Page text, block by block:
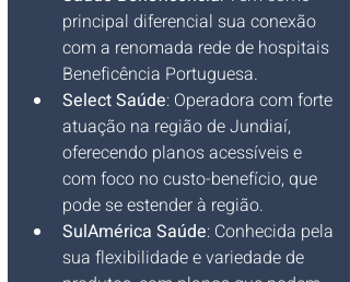
principal diferencial sua conexão
com a renomada rede de hospitais
Beneficência Portuguesa.
Select Saúde: Operadora com forte
atuação na região de Jundiaí,
oferecendo planos acessíveis e
com foco no custo-benefício, que
pode se estender à região.
SulAmérica Saúde: Conhecida pela
sua flexibilidade e variedade de